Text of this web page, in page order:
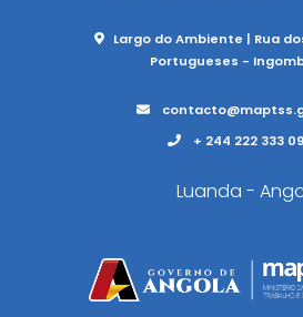
Largo do Ambiente | Rua
Portugueses -
+ 244 222 333
Luanda -